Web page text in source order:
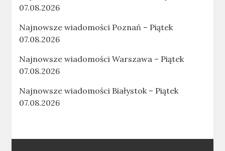
07.08.2026
Najnowsze wiadomości Poznań – Piątek
07.08.2026
Najnowsze wiadomości Warszawa – Piątek
07.08.2026
Najnowsze wiadomości Białystok – Piątek
07.08.2026